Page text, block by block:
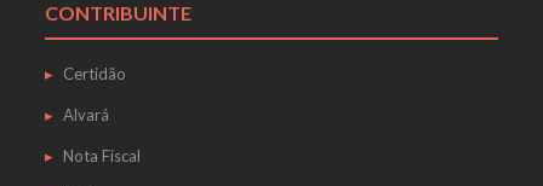
CONTRIBUINTE
Certidão
Alvará
Nota Fiscal